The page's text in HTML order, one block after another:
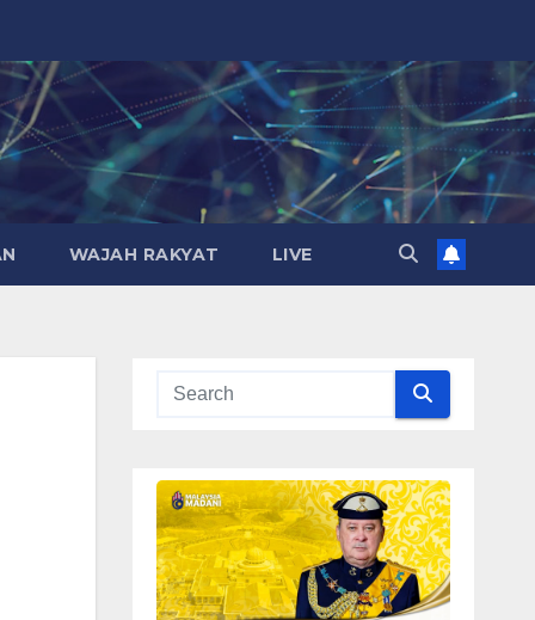
WAJAH RAKYAT LIVE